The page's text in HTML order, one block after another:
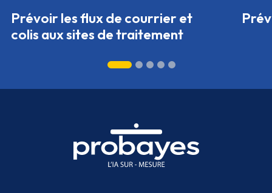
Prévoir les flux de courrier et
colis aux sites de traitement